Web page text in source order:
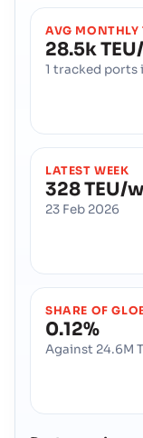
AVG MONTHLY
28.5k
1 tracked ports
LATEST WEEK
328 TEU/
23 Feb 2026
SHARE OF
0.12%
Against 24.6M